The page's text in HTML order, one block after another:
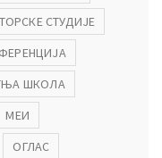
СТУДИЈЕ
ШКОЛА
МЕИ
ОГЛАС